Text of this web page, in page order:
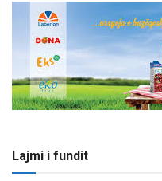
Lajmi i fundit